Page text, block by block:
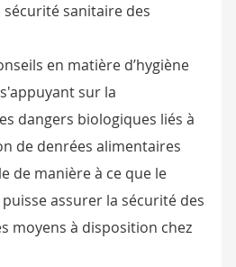
sécurité sanitaire des
en matière d’hygiène
sur la
dangers biologiques liés à
de denrées alimentaires
de manière à ce que le
assurer la sécurité des
moyens à disposition chez